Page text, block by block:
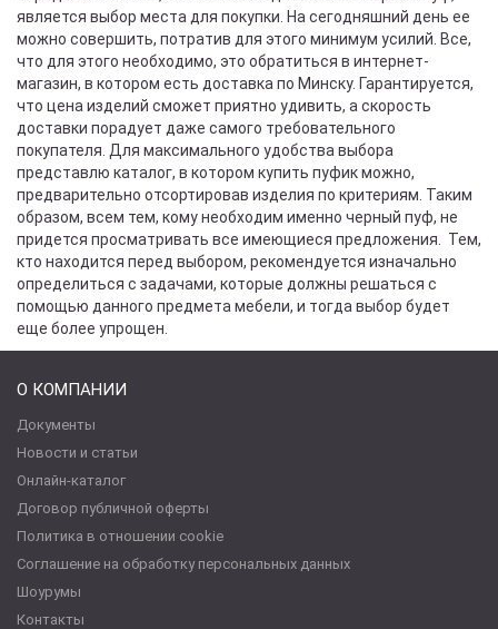
является выбор места для покупки. На сегодняшний день ее
можно совершить, потратив для этого минимум усилий. Все,
что для этого необходимо, это обратиться в интернет-
магазин, в котором есть доставка по Минску. Гарантируется,
что цена изделий сможет приятно удивить, а скорость
доставки порадует даже самого требовательного
покупателя. Для максимального удобства выбора
представлю каталог, в котором купить пуфик можно,
предварительно отсортировав изделия по критериям. Таким
образом, всем тем, кому необходим именно черный пуф, не
придется просматривать все имеющиеся предложения. Тем,
кто находится перед выбором, рекомендуется изначально
определиться с задачами, которые должны решаться с
помощью данного предмета мебели, и тогда выбор будет
еще более упрощен.
О КОМПАНИИ
Документы
Новости и статьи
Онлайн-каталог
Договор публичной оферты
Политика в отношении cookie
Соглашение на обработку персональных данных
Шоурумы
Контакты